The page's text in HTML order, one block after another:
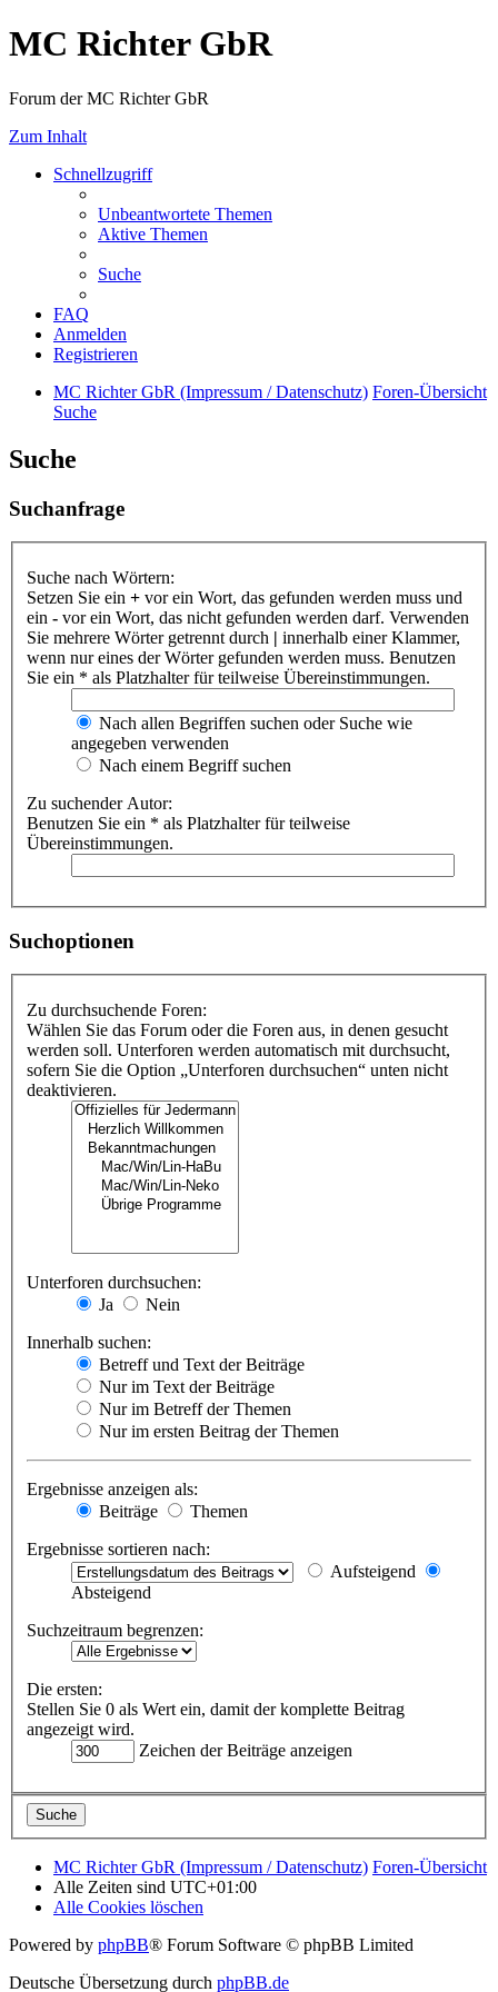
MC Richter GbR
Forum der MC Richter GbR
Zum Inhalt
Schnellzugriff
Unbeantwortete Themen
Aktive Themen
Suche
FAQ
Anmelden
Registrieren
MC Richter GbR (Impressum / Datenschutz) Foren-Übersicht
Suche
Suche
Suchanfrage
Suche nach Wörtern:
Setzen Sie ein + vor ein Wort, das gefunden werden muss und
ein - vor ein Wort, das nicht gefunden werden darf. Verwenden
Sie mehrere Wörter getrennt durch | innerhalb einer Klammer,
wenn nur eines der Wörter gefunden werden muss. Benutzen
Sie ein * als Platzhalter für teilweise Übereinstimmungen.
Nach allen Begriffen suchen oder Suche wie
angegeben verwenden
Nach einem Begriff suchen
Zu suchender Autor:
Benutzen Sie ein * als Platzhalter für teilweise
Übereinstimmungen.
Suchoptionen
Zu durchsuchende Foren:
Wählen Sie das Forum oder die Foren aus, in denen gesucht
werden soll. Unterforen werden automatisch mit durchsucht,
sofern Sie die Option „Unterforen durchsuchen“ unten nicht
deaktivieren.
Unterforen durchsuchen:
Ja
Nein
Innerhalb suchen:
Betreff und Text der Beiträge
Nur im Text der Beiträge
Nur im Betreff der Themen
Nur im ersten Beitrag der Themen
Ergebnisse anzeigen als:
Beiträge
Themen
Ergebnisse sortieren nach:
Aufsteigend
Absteigend
Suchzeitraum begrenzen:
Die ersten:
Stellen Sie 0 als Wert ein, damit der komplette Beitrag
angezeigt wird.
Zeichen der Beiträge anzeigen
MC Richter GbR (Impressum / Datenschutz) Foren-Übersicht
Alle Zeiten sind UTC+01:00
Alle Cookies löschen
Powered by phpBB® Forum Software © phpBB Limited
Deutsche Übersetzung durch phpBB.de